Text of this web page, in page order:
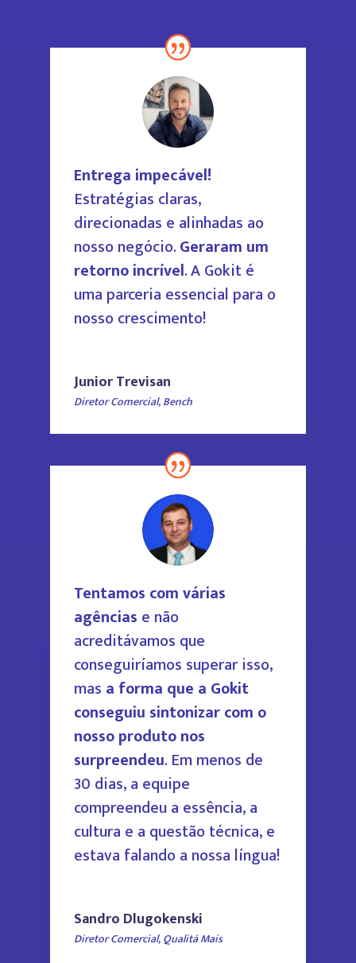
Entrega impecável!
Estratégias claras,
direcionadas e alinhadas ao
nosso negócio.Geraram um
retorno incrível.A Gokit é
uma parceria essencial para o
nosso crescimento!
Junior Trevisan
Diretor Comercial,Bench
Tentamos com várias
agências e não
acreditávamos que
conseguiríamos superar isso,
mas a forma que a Gokit
conseguiu sintonizar com o
nosso produto nos
surpreendeu. Em menos de
30 dias, a equipe
compreendeu a essência, a
cultura e a questão técnica, e
estava falando a nossa língua!
Sandro Dlugokenski
Diretor Comercial,Qualitá Mais